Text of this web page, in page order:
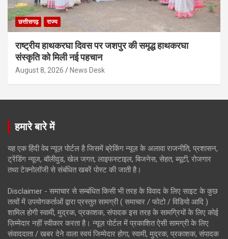
छत्तीसगढ़ राज्य
राष्ट्रीय हाथकरघा दिवस पर जशपुर की समृद्ध हाथकरघा
संस्कृति को मिली नई पहचान
August 8, 2026 News Desk
हमारे बारे में
यह एक हिंदी वेब न्यूज़ पोर्टल है जिसमें ब्रेकिंग न्यूज़ के अलावा राजनीति, प्रशासन,
ट्रेंडिंग न्यूज, बॉलीवुड, खेल जगत, लाइफस्टाइल, बिजनेस, सेहत, ब्यूटी, रोजगार
तथा टेक्नोलॉजी से संबंधित खबरें पोस्ट की जाती है।
Disclaimer - समाचार से सम्बंधित किसी भी तरह के विवाद के लिए साइट के कुछ
तत्वों में उपयोगकर्ताओं द्वारा प्रस्तुत सामग्री ( समाचार / फोटो / विडियो आदि )
शामिल होगी स्वामी, मुद्रक, प्रकाशक, संपादक इस तरह के सामग्रियों के लिए कोई
ज़िम्मेदार नहीं स्वीकार करता है। न्यूज़ पोर्टल में प्रकाशित ऐसी सामग्री के लिए
संवाददाता / खबर देने वाला स्वयं जिम्मेदार होगा, स्वामी, मुद्रक, प्रकाशक, संपादक